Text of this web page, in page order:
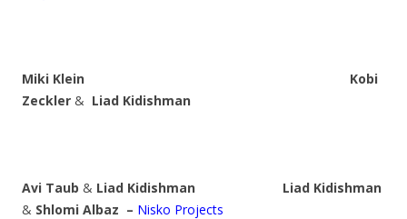
Miki Klein Kobi
Zeckler & Liad Kidishman
Avi Taub & Liad Kidishman
Liad Kidishman
& Shlomi Albaz – Nisko Projects